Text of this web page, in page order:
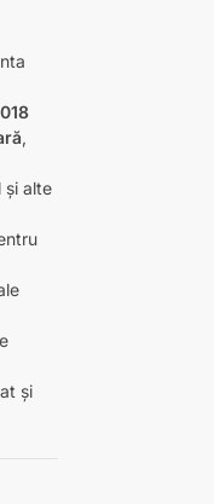
,
și alte
și